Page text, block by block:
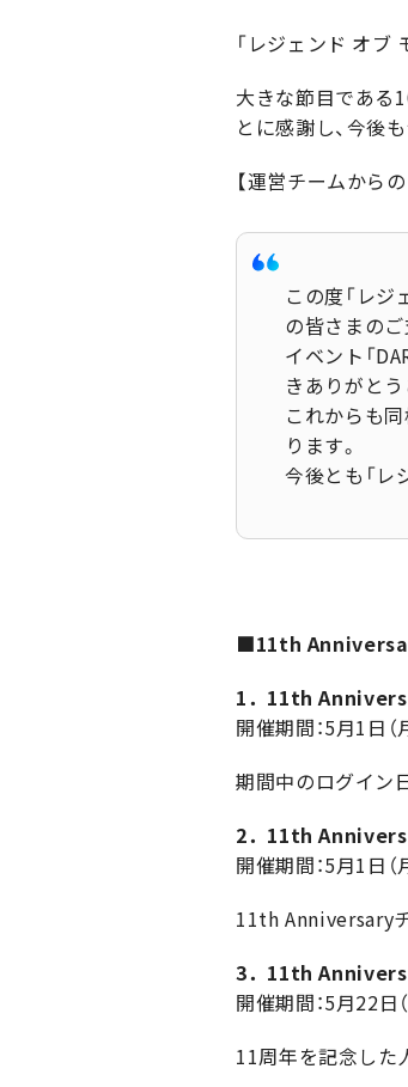
「レジェンド オブ
大きな節目である
とに感謝し、今後
【運営チームから
この度「レ
の皆さまの
イベント「
きありがとう
これからも
ります。
今後とも「レ
■11th
1．11th
開催期間：5月1日
期間中のログイン
2．11th
開催期間：5月1日
11th Anniversary
3．11th
開催期間：5月22日
11周年を記念した